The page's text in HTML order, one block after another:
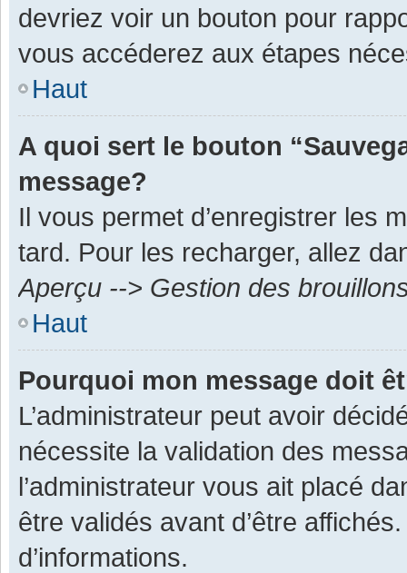
devriez voir un bouton pour
vous accéderez aux étapes
Haut
A quoi sert le bouton
message?
Il vous permet d’enregistrer les
tard. Pour les recharger, allez
Aperçu --> Gestion des
Haut
Pourquoi mon message doit
L’administrateur peut avoir
nécessite la validation des
l’administrateur vous ait placé
être validés avant d’être
d’informations.